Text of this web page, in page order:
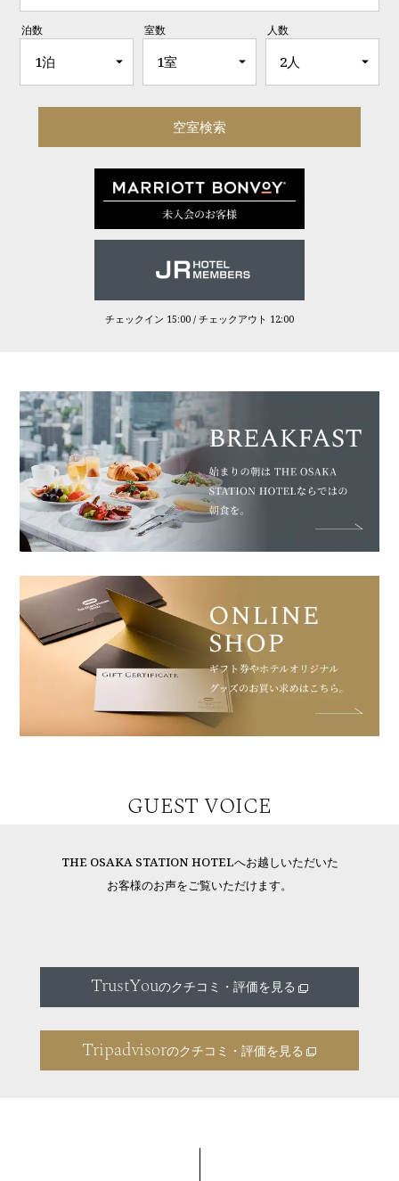
泊数 室数 人数
チェックイン 15:00 / チェックアウト 12:00
GUEST VOICE
THE OSAKA STATION HOTELへお越しいただいた
お客様のお声をご覧いただけます。
TrustYouのクチコミ・評価を見る
Tripadvisorのクチコミ・評価を見る